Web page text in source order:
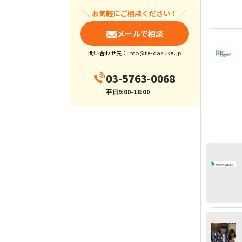
＼ お気軽にご相談ください！ ／
メールで相談
問い合わせ先： info@te-dasuke.jp
03-5763-0068
平日9:00-18:00